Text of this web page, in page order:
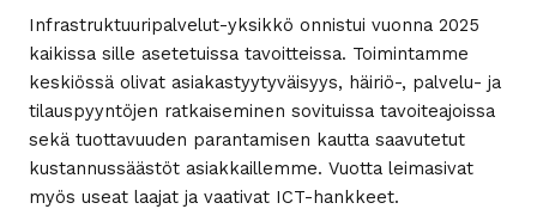
Infrastruktuuripalvelut-yksikkö onnistui vuonna 2025
kaikissa sille asetetuissa tavoitteissa. Toimintamme
keskiössä olivat asiakastyytyväisyys, häiriö-, palvelu- ja
tilauspyyntöjen ratkaiseminen sovituissa tavoiteajoissa
sekä tuottavuuden parantamisen kautta saavutetut
kustannussäästöt asiakkaillemme. Vuotta leimasivat
myös useat laajat ja vaativat ICT-hankkeet.